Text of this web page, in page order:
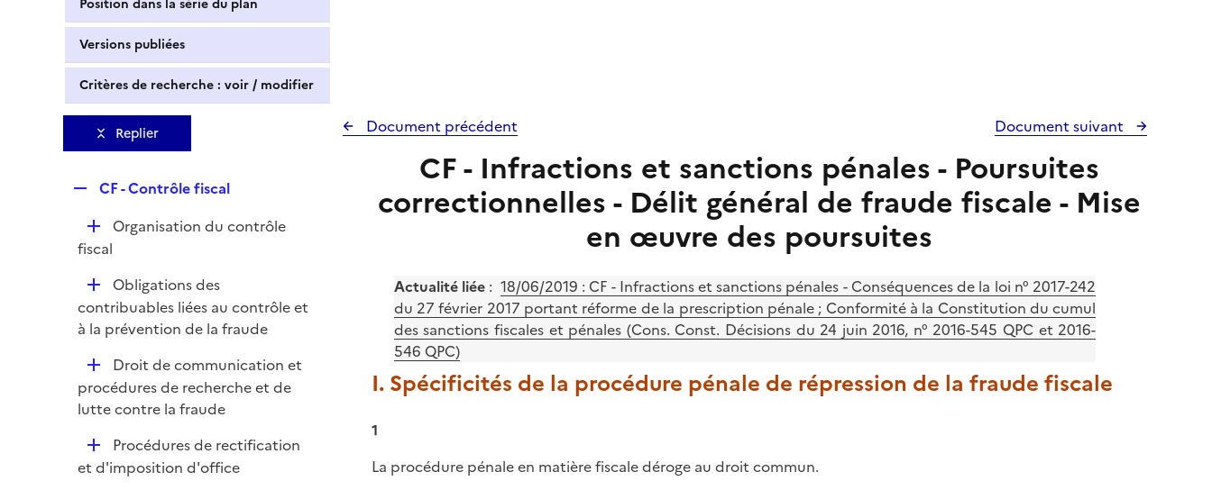
Position dans la série du plan
Versions publiées
Critères de recherche : voir / modifier
Replier
p
l
i
e
r
CF - Contrôle fiscal
D
é
i
e
Organisation du contrôle
fiscal
D
é
p
e
r
Obligations des
contribuables liées au contrôle et
à la prévention de la fraude
D
é
p
e
Droit de communication et
procédures de recherche et de
lutte contre la fraude
D
é
Procédures de rectification
et d'imposition d'office
Document précédent Document suivant
CF - Infractions et sanctions pénales - Poursuites
correctionnelles - Délit général de fraude fiscale - Mise
en œuvre des poursuites
Actualité liée : 18/06/2019 : CF - Infractions et sanctions pénales - Conséquences de la loi n° 2017-242
du 27 février 2017 portant réforme de la prescription pénale ; Conformité à la Constitution du cumul
des sanctions fiscales et pénales (Cons. Const. Décisions du 24 juin 2016, n° 2016-545 QPC et 2016-
546 QPC)
I. Spécificités de la procédure pénale de répression de la fraude fiscale
1
La procédure pénale en matière fiscale déroge au droit commun.